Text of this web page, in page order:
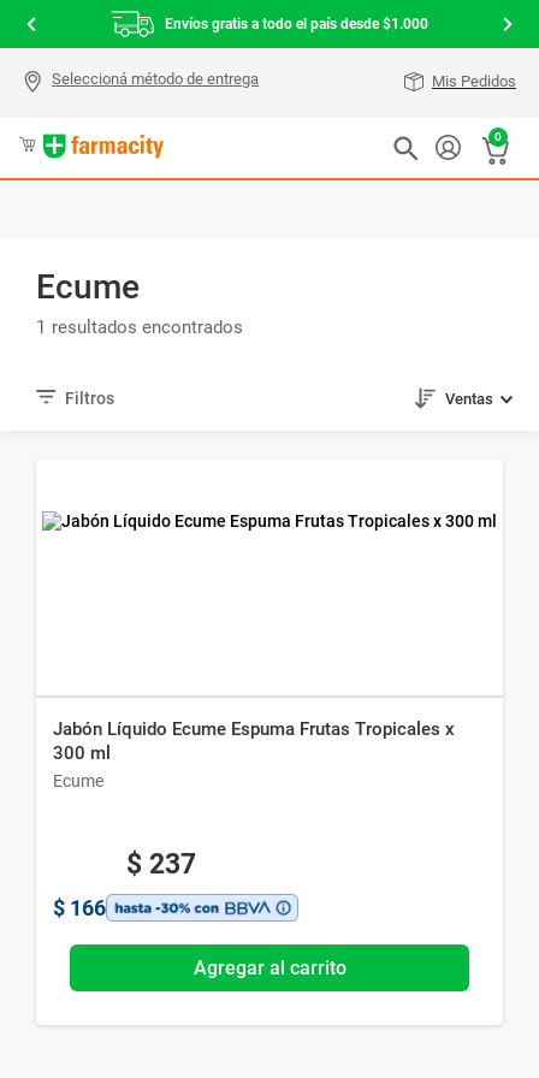
Envíos gratis a todo el país desde $1.000
Mis Pedidos
0
Ecume
1
Ventas
Jabón Líquido Ecume Espuma Frutas Tropicales x
300 ml
Ecume
$ 237
$ 166
Agregar al carrito